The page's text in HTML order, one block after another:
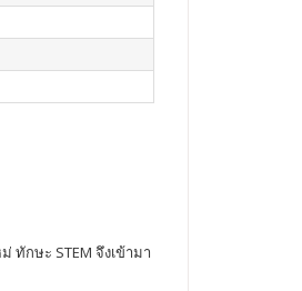
ทักษะ STEM จึงเข้ามา